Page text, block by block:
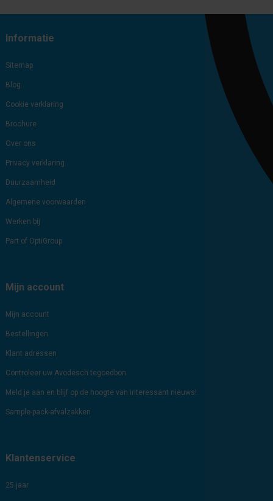
Informatie
Sitemap
Blog
Cookie verklaring
Brochure
Over ons
Privacy verklaring
Duurzaamheid
Algemene voorwaarden
Werken bij
Part of OptiGroup
Mijn account
Mijn account
Bestellingen
Klant adressen
Controleer uw Avodesch tegoedbon
Meld je aan en blijf op de hoogte van interessant nieuws!
Sample-pack-afvalzakken
Klantenservice
25 jaar